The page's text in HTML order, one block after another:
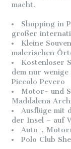
macht.
Shopping in
großer
Kleine
malerischen
Kostenloser
dem nur
Piccolo Pevero
Motor- und
Maddalena
Ausflüge mit
der Insel – auf
Auto-,
Polo Club